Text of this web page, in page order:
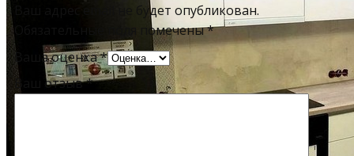
Ваш адрес email не будет опубликован.
Обязательные поля помечены*
Ваша оценка*
Ваш отзыв*